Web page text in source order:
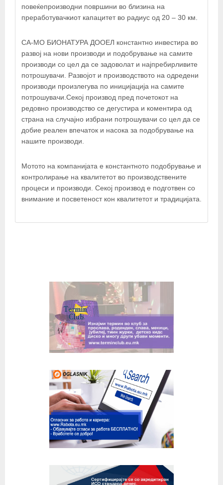
повеќепроизводни површини во близина на
преработувачкиот капацитет во радиус од 20 – 30 км.
СА-МО БИОНАТУРА ДООЕЛ константно инвестира во
развој на нови производи и подобрување на самите
производи со цел да се задоволат и најпребирливите
потрошувачи. Развојот и производството на одредени
производи произлегува по иницијација на самите
потрошувачи.Секој производ пред почетокот на
редовно производство се дегустира и коментира од
страна на случајно избрани потрошувачи со цел да се
добие реален впечаток и насока за подобрување на
нашите производи.
Мотото на компанијата е константното подобрување и
контролирање на квалитетот во производствените
процеси и производи. Секој производ е подготвен со
внимание и посветеност кон квалитетот и традицијата.
СА-МО Бионатура ДООЕЛ
+
−
© OpenStreetMap contributors